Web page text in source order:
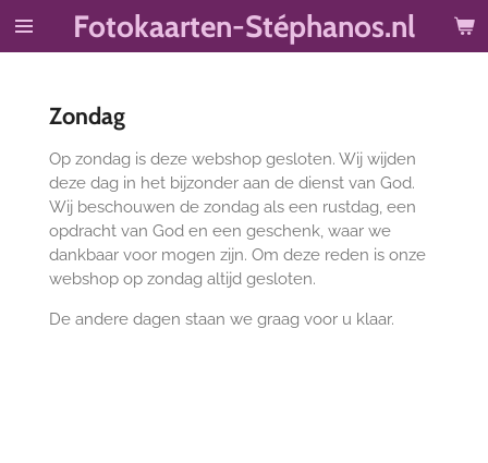
Ga
hoofdinhoud
Fotokaarten-Stéphanos.nl
Zondag
Op zondag is deze webshop gesloten. Wij wijden
deze dag in het bijzonder aan de dienst van God.
Wij beschouwen de zondag als een rustdag, een
opdracht van God en een geschenk, waar we
dankbaar voor mogen zijn. Om deze reden is onze
webshop op zondag altijd gesloten.
De andere dagen staan we graag voor u klaar.